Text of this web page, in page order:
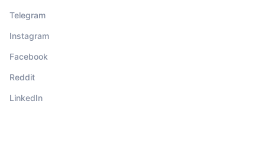
Telegram
Instagram
Facebook
Reddit
LinkedIn